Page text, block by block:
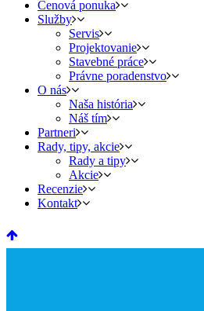
Cenová ponuka
Služby
Servis
Projektovanie
Stavebné práce
Právne poradenstvo
O nás
Naša história
Náš tím
Partneri
Rady, tipy, akcie
Rady a tipy
Akcie
Recenzie
Kontakt